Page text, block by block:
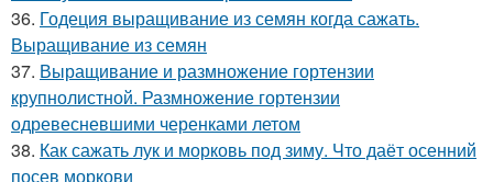
36. Годеция выращивание из семян когда сажать.
Выращивание из семян
37. Выращивание и размножение гортензии
крупнолистной. Размножение гортензии
одревесневшими черенками летом
38. Как сажать лук и морковь под зиму. Что даёт осенний
посев моркови